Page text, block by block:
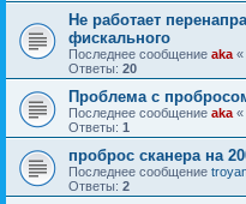
Не работает
фискального
Последнее сообщение aka «
Ответы: 20
Проблема с
Последнее сообщение aka «
Ответы: 1
проброс сканера на
Последнее сообщение
Ответы: 2